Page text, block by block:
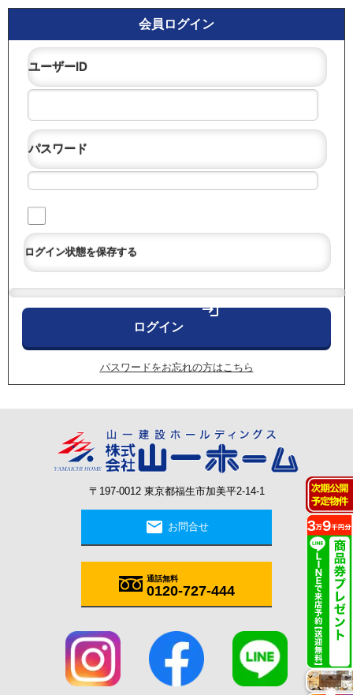
会員ログイン
ユーザーID
パスワード
ログイン状態を保存する
login
パスワードをお忘れの方はこちら
〒197-0012 東京都福生市加美平2-14-1
mail お問合せ
通話無料
0120-727-444
施工実例